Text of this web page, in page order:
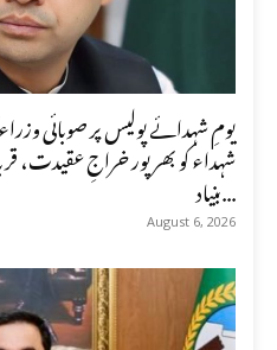
یومِ شہدائے پولیس پر صوبائی
شہداء کو بھرپور خراجِ عقیدت،
بنیاد...
August 6, 2026